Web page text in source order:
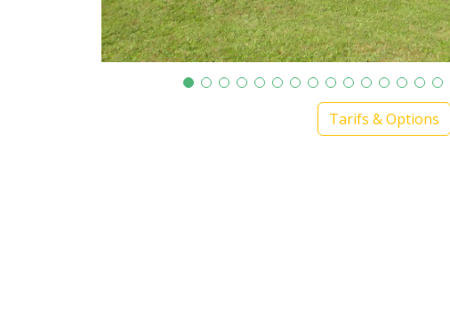
Tarifs & Options